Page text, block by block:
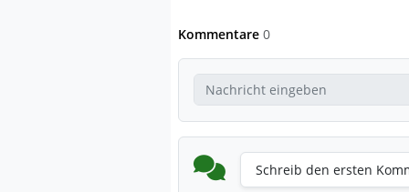
Kommentare 0
Schreib den ersten